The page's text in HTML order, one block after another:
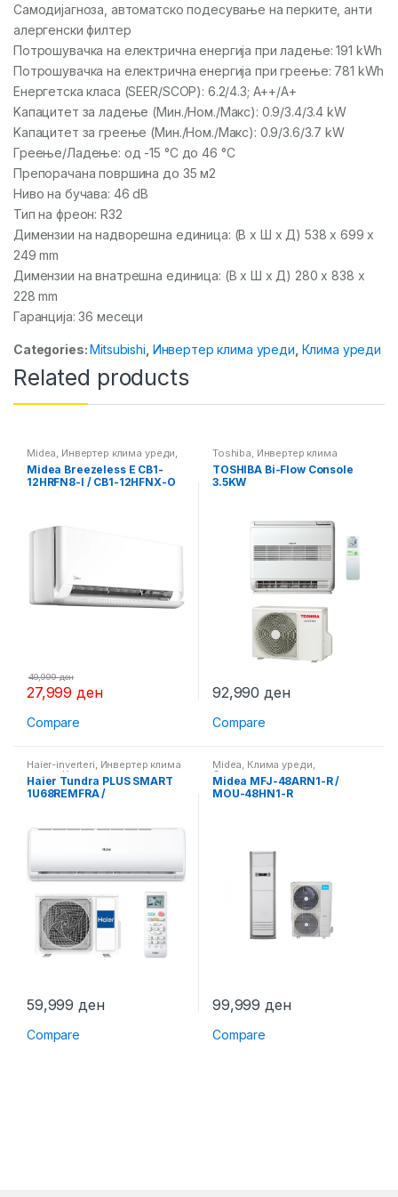
Самодијагноза, автоматско подесување на перките, анти
алергенски филтер
Потрошувачка на електрична енергија при ладење: 191 kWh
Потрошувачка на електрична енергија при греење: 781 kWh
Енергетска класа (SEER/SCOP): 6.2/4.3; А++/А+
Kапацитет за ладење (Мин./Ном./Макс): 0.9/3.4/3.4 kW
Kапацитет за греење (Мин./Ном./Макс): 0.9/3.6/3.7 kW
Греење/Ладење: од -15 °C до 46 °C
Препорачана површина до 35 м2
Ниво на бучава: 46 dB
Тип на фреон: R32
Димензии на надворешна единица: (В x Ш x Д) 538 x 699 x
249 mm
Димензии на внатрешна единица: (В x Ш x Д) 280 x 838 x
228 mm
Гаранција: 36 месеци
Categories:Mitsubishi Инвертер клима уреди Клима уреди
Related products
Midea Инвертер клима уреди
Клима уреди
Midea Breezeless E CB1-
12HRFN8-I / CB1-12HFNX-O
27,999 ден
49,999ден
Compare
Toshiba Инвертер клима
Клима уреди
TOSHIBA Bi-Flow Console
3.5KW
92,990 ден
Compare
Haier-inverteri, Инвертер клима
уреди ,Клима уреди
Haier Tundra PLUS SMART
1U68REMFRA /
59,999 ден
Compare
Midea, Клима уреди,
Самостоечки клима уреди
Midea MFJ-48ARN1-R /
MOU-48HN1-R
99,999 ден
Compare